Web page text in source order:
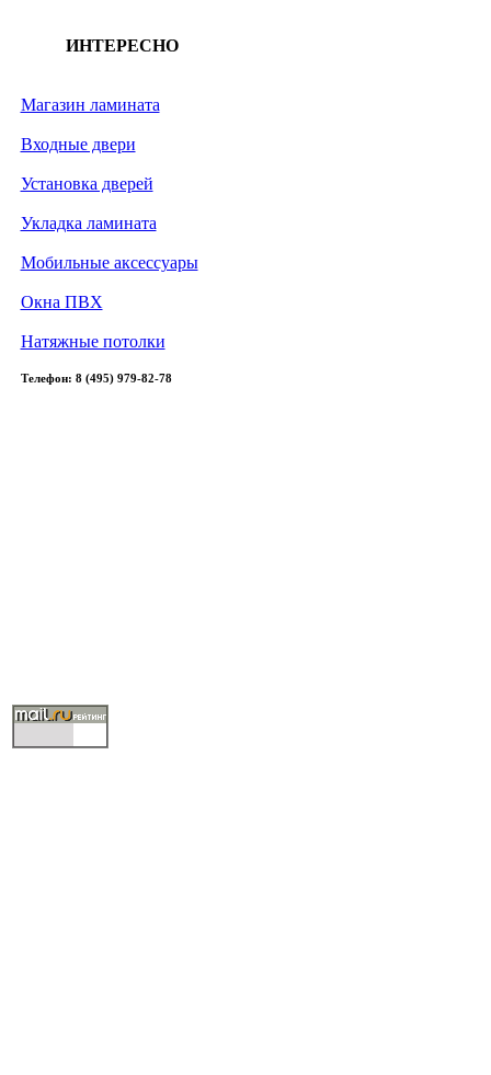
ИНТЕРЕСНО
Магазин ламината
Входные двери
Установка дверей
Укладка ламината
Мобильные аксессуары
Окна ПВХ
Натяжные потолки
Телефон: 8 (495) 979-82-78